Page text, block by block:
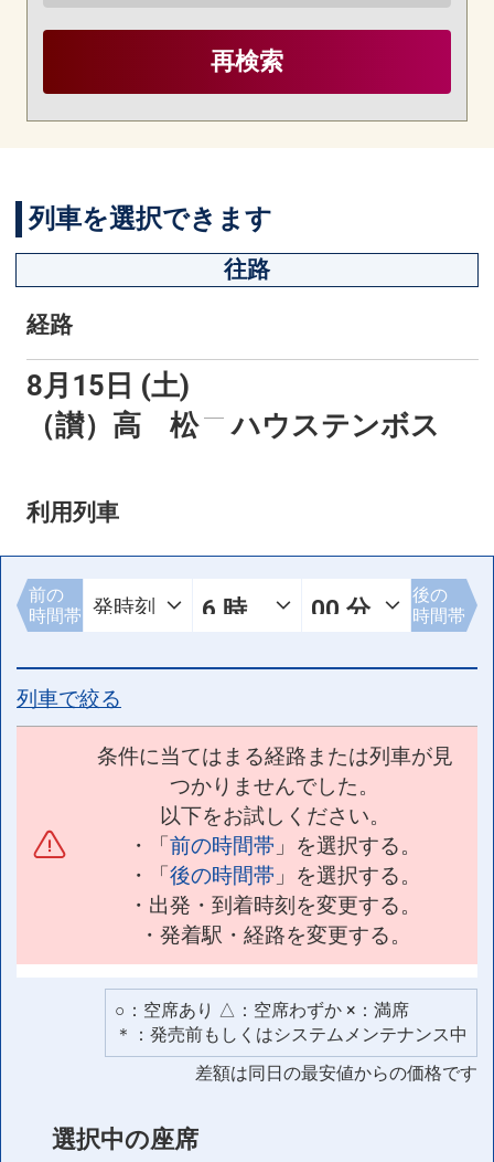
再検索
列車を選択できます
往路
経路
8月15日 (土)
（讃）高 松
ハウステンボス
利用列車
前の
時間帯
後の
時間帯
列車で絞る
条件に当てはまる経路または列車が見
つかりませんでした。
以下をお試しください。
・「前の時間帯 」を選択する。
・「後の時間帯 」を選択する。
・出発・到着時刻を変更する。
・発着駅・経路を変更する。
○：空席あり △：空席わずか ×：満席
＊：発売前もしくはシステムメンテナンス中
差額は同日の最安値からの価格です
選択中の座席